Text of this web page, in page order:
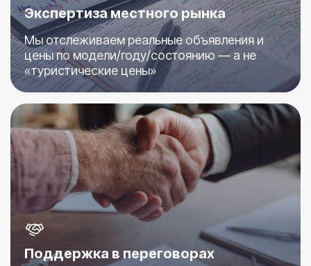
Экспертиза местного рынка
Мы отслеживаем реальные объявления и
цены по модели/году/состоянию — а не
«туристические цены»
Поддержка в переговорах